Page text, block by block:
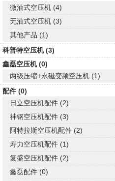
微油式空压机 (4)
无油式空压机 (3)
其他产品 (1)
科普特空压机 (3)
鑫磊空压机 (0)
两级压缩+永磁变频空压机 (1)
配件 (0)
日立空压机配件 (2)
神钢空压机配件 (3)
阿特拉斯空压机配件 (2)
寿力空压机配件 (1)
复盛空压机配件 (2)
鑫磊配件 (0)